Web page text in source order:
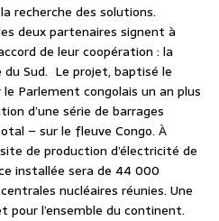
recherche des solutions.
deux partenaires signent à
de leur coopération : la
du Sud. Le projet, baptisé le
Parlement congolais un an plus
d’une série de barrages
– sur le fleuve Congo. À
de production d’électricité de
installée sera de 44 000
nucléaires réunies. Une
pour l’ensemble du continent.